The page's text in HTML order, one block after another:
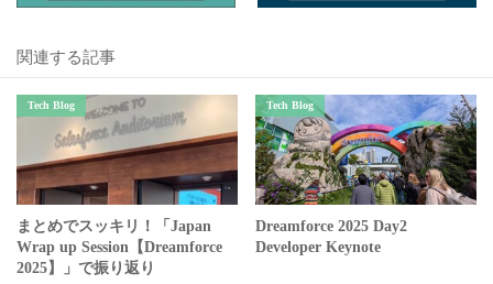
関連する記事
Tech Blog
まとめでスッキリ！「Japan
Wrap up Session【Dreamforce
2025】」で振り返り
Tech Blog
Dreamforce 2025 Day2
Developer Keynote